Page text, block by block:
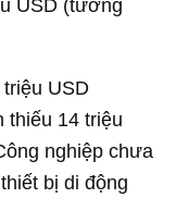
USD (tương
triệu USD
thiếu 14 triệu
nghiệp chưa
bị di động